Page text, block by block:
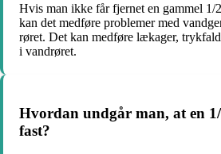
Hvis man ikke får fjernet en gammel 1/
kan det medføre problemer med
røret. Det kan medføre lækager,
i vandrøret.
Hvordan undgår man, at en
fast?